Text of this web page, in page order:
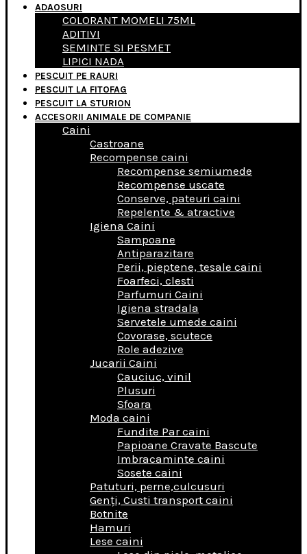
ADAOSURI
COLORANT MOMELI 75ML
ADITIVI
SEMINTE SI PESMET
LIPICI NADA
PESCUIT PE RAURI
PESCUIT LA FITOFAG
PESCUIT LA STURION
ACCESORII ANIMALE DE COMPANIE
Caini
Castroane
Recompense caini
Recompense semiumede
Recompense uscate
Conserve, pateuri caini
Repelente & atractive
Igiena Caini
Sampoane
Antiparazitare
Perii, pieptene, tesale caini
Foarfeci, clesti
Parfumuri Caini
Igiena stradala
Servetele umede caini
Covorase, scutece
Role adezive
Jucarii Caini
Cauciuc, vinil
Plusuri
Sfoara
Moda caini
Fundite Par caini
Papioane Cravate Bascute
Imbracaminte caini
Sosete caini
Patuturi, perne,culcusuri
Genţi, Custi transport caini
Botnite
Hamuri
Lese caini